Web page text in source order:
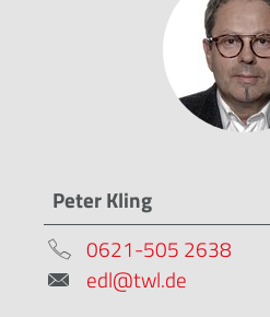
Peter Kling
0621-505 2638
edl@twl.de